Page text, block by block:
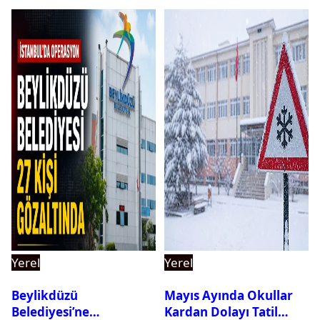
Yerel
Beylikdüzü
Belediyesi’ne
Yerel
Mayıs Ayında Okullar
Kardan Dolayı Tatil